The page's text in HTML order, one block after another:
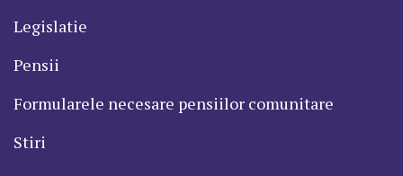
Legislatie
Pensii
Formularele necesare pensiilor comunitare
Stiri